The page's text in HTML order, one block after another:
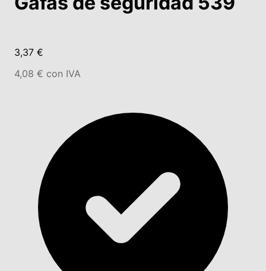
3,37 €
4,08 € con IVA